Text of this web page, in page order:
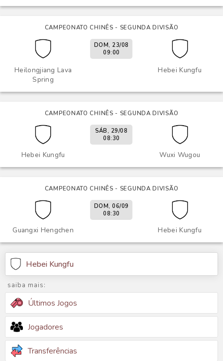
CAMPEONATO CHINÊS - SEGUNDA DIVISÃO
Heilongjiang Lava
Spring
Hebei Kungfu
DOM, 23/08
09:00
CAMPEONATO CHINÊS - SEGUNDA DIVISÃO
Hebei Kungfu Wuxi Wugou
SÁB, 29/08
08:30
CAMPEONATO CHINÊS - SEGUNDA DIVISÃO
Guangxi Hengchen Hebei Kungfu
DOM, 06/09
08:30
Hebei Kungfu
saiba mais:
Últimos Jogos
Jogadores
Transferências